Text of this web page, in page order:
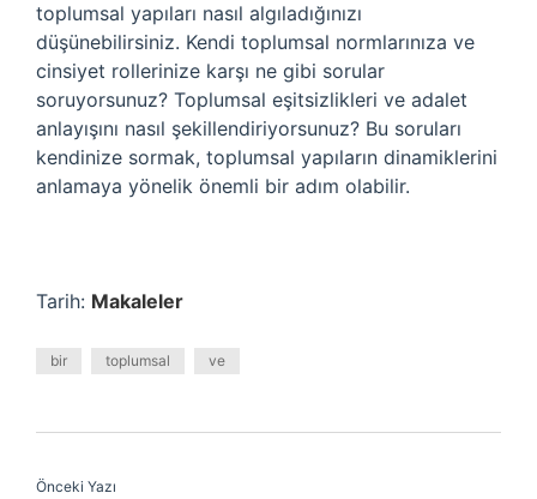
toplumsal yapıları nasıl algıladığınızı
düşünebilirsiniz. Kendi toplumsal normlarınıza ve
cinsiyet rollerinize karşı ne gibi sorular
soruyorsunuz? Toplumsal eşitsizlikleri ve adalet
anlayışını nasıl şekillendiriyorsunuz? Bu soruları
kendinize sormak, toplumsal yapıların dinamiklerini
anlamaya yönelik önemli bir adım olabilir.
Tarih: Makaleler
bir toplumsal ve
Önceki Yazı